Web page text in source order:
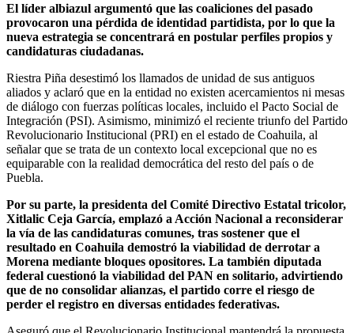
El líder albiazul argumentó que las coaliciones del pasado
provocaron una pérdida de identidad partidista, por lo que la
nueva estrategia se concentrará en postular perfiles propios y
candidaturas ciudadanas.
Riestra Piña desestimó los llamados de unidad de sus antiguos
aliados y aclaró que en la entidad no existen acercamientos ni mesas
de diálogo con fuerzas políticas locales, incluido el Pacto Social de
Integración (PSI). Asimismo, minimizó el reciente triunfo del Partido
Revolucionario Institucional (PRI) en el estado de Coahuila, al
señalar que se trata de un contexto local excepcional que no es
equiparable con la realidad democrática del resto del país o de
Puebla.
Por su parte, la presidenta del Comité Directivo Estatal tricolor,
Xitlalic Ceja García, emplazó a Acción Nacional a reconsiderar
la vía de las candidaturas comunes, tras sostener que el
resultado en Coahuila demostró la viabilidad de derrotar a
Morena mediante bloques opositores. La también diputada
federal cuestionó la viabilidad del PAN en solitario, advirtiendo
que de no consolidar alianzas, el partido corre el riesgo de
perder el registro en diversas entidades federativas.